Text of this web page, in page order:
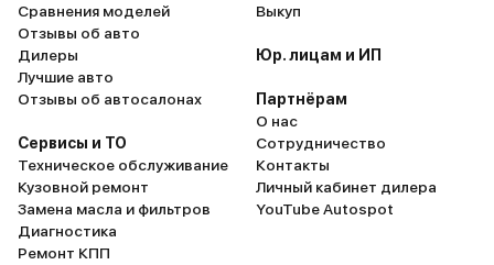
Сравнения моделей
Отзывы об авто
Дилеры
Лучшие авто
Отзывы об автосалонах
Сервисы и ТО
Техническое обслуживание
Кузовной ремонт
Замена масла и фильтров
Диагностика
Ремонт КПП
Выкуп
Юр. лицам и ИП
Партнёрам
О нас
Сотрудничество
Контакты
Личный кабинет дилера
YouTube Autospot